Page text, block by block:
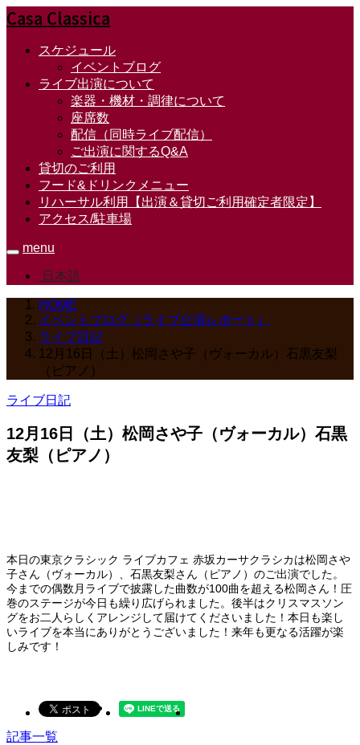
Casa Classica
スケジュール
イベントブログ
ライブ出演について
楽器・機材・調律について
座席数
配信（同時ライブ配信）
ご出演に関するQ&A
貸切のご利用
フード&ドリンクメニュー
リハーサル利用【出演＆貸切ご利用確定者限定】
アクセス/駐車場
menu
日本語
HOME
イベントブログ（ライブ公演レポート）
ライブ日記
12月16日（土）松岡さや子（ヴォーカル）石黒友梨
（ピアノ）
ライブ日記
12月16日（土）松岡さや子（ヴォーカル）石黒
友梨（ピアノ）
本日の東京クラシック ライブカフェ 赤坂カーサクラシカは松岡さや
子さん（ヴォーカル）、石黒友梨さん（ピアノ）のご出演でした。
今までの偶数月ライブで披露した曲数が100曲を超える松岡さん！圧
巻のステージが今日も繰り広げられました。後半はクリスマスソン
グをお二人らしくアレンジして届けてくださいました！本日も楽し
いライブを本当にありがとうございました！来年も更なる活躍が楽
しみです！
記事一覧